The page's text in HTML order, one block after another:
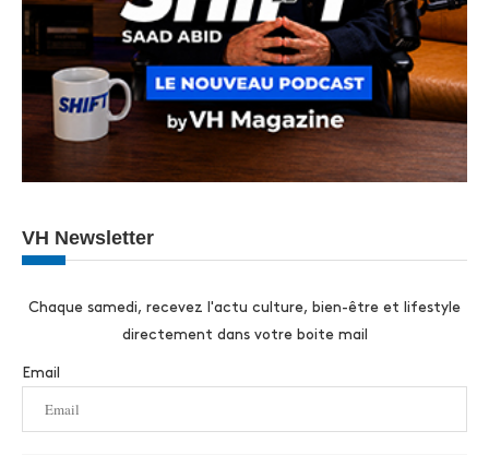
VH Newsletter
Chaque samedi, recevez l'actu culture, bien-être et lifestyle
directement dans votre boite mail
Email